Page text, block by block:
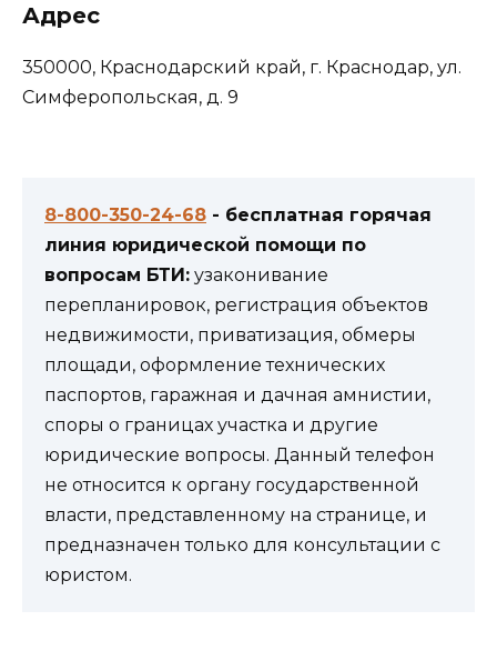
Адрес
350000, Краснодарский край, г. Краснодар, ул.
Симферопольская, д. 9
8-800-350-24-68 - бесплатная горячая
линия юридической помощи по
вопросам БТИ: узаконивание
перепланировок, регистрация объектов
недвижимости, приватизация, обмеры
площади, оформление технических
паспортов, гаражная и дачная амнистии,
споры о границах участка и другие
юридические вопросы. Данный телефон
не относится к органу государственной
власти, представленному на странице, и
предназначен только для консультации с
юристом.